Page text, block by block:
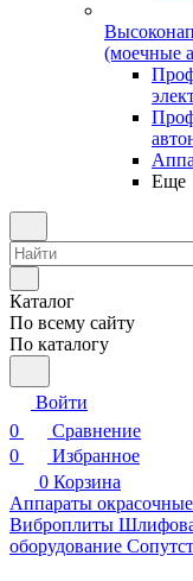
(моечные
Еще
Каталог
По всему сайту
По каталогу
Войти
0
Сравнение
0
Избранное
0 Корзина
Аппараты окрасочные
Виброплиты
оборудование